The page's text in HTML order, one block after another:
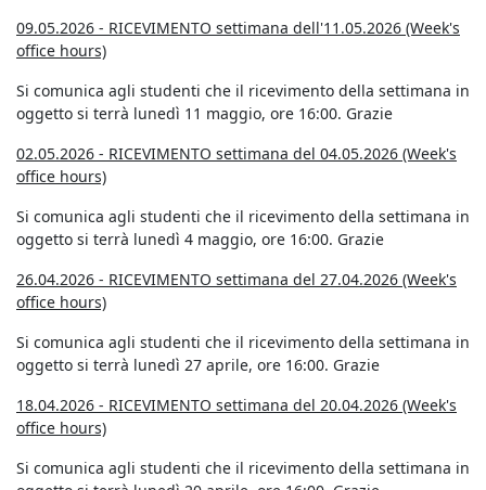
09.05.2026 - RICEVIMENTO settimana dell'11.05.2026 (Week's
office hours)
Si comunica agli studenti che il ricevimento della settimana in
oggetto si terrà lunedì 11 maggio, ore 16:00. Grazie
02.05.2026 - RICEVIMENTO settimana del 04.05.2026 (Week's
office hours)
Si comunica agli studenti che il ricevimento della settimana in
oggetto si terrà lunedì 4 maggio, ore 16:00. Grazie
26.04.2026 - RICEVIMENTO settimana del 27.04.2026 (Week's
office hours)
Si comunica agli studenti che il ricevimento della settimana in
oggetto si terrà lunedì 27 aprile, ore 16:00. Grazie
18.04.2026 - RICEVIMENTO settimana del 20.04.2026 (Week's
office hours)
Si comunica agli studenti che il ricevimento della settimana in